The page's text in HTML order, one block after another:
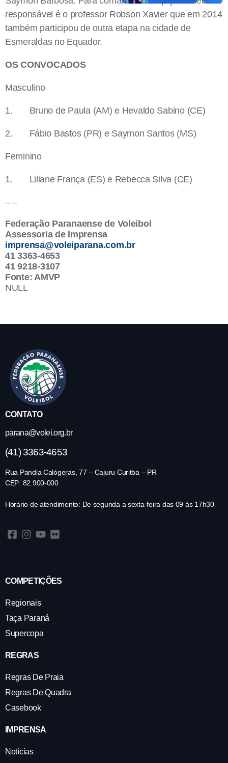
responsável é o professor Robson Xavier que em 2014
também participou de outra etapa na cidade de
Esmeraldas no Equador.
OS CONVOCADOS
Masculino
1. Bruno de Paula (AM) e Hevaldo Sabino (CE)
2. Fábio Bastos (PR) e Saymon Santos (MS)
Feminino
1. Liliane França (ES) e Rebecca Silva (CE)
– –
Federação Paranaense de Voleibol
Assessoria de Imprensa
imprensa@voleiparana.com.br
41 3363-4653
41 9218-3107
Fonte: AMVP
NULL
CONTATO
parana@volei.org.br
(41) 3363-4653
Rua Pandia Calógeras, 77 – Cajuru Curitba – PR
CEP: 82.900-000
Horário de atendimento: De segunda a sexta-feira das 09 às 17h30
COMPETIÇÕES
Regionais
Taça Paraná
Supercopa
REGRAS
Regras De Praia
Regras De Quadra
Casebook
IMPRENSA
Notícias